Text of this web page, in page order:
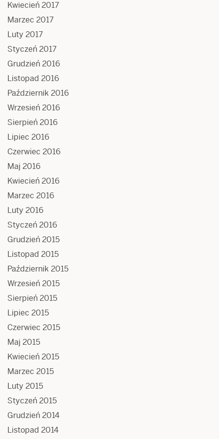
Kwiecień 2017
Marzec 2017
Luty 2017
Styczeń 2017
Grudzień 2016
Listopad 2016
Październik 2016
Wrzesień 2016
Sierpień 2016
Lipiec 2016
Czerwiec 2016
Maj 2016
Kwiecień 2016
Marzec 2016
Luty 2016
Styczeń 2016
Grudzień 2015
Listopad 2015
Październik 2015
Wrzesień 2015
Sierpień 2015
Lipiec 2015
Czerwiec 2015
Maj 2015
Kwiecień 2015
Marzec 2015
Luty 2015
Styczeń 2015
Grudzień 2014
Listopad 2014